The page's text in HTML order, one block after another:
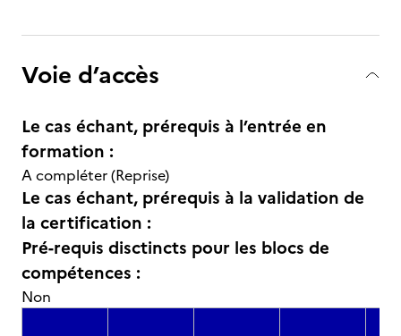
Voie d’accès
Le cas échant, prérequis à l’entrée en
formation :
A compléter (Reprise)
Le cas échant, prérequis à la validation de
la certification :
Pré-requis disctincts pour les blocs de
compétences :
Non